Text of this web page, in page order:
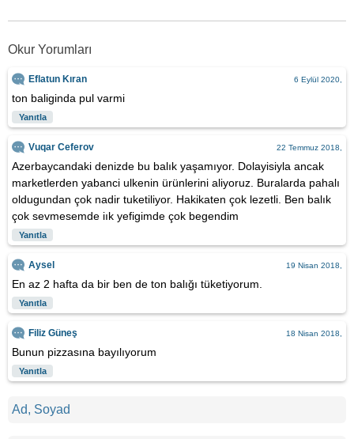
Okur Yorumları
Eflatun Kıran 6 Eylül 2020,
ton baliginda pul varmi
Yanıtla
Vuqar Ceferov 22 Temmuz 2018,
Azerbaycandaki denizde bu balık yaşamıyor. Dolayisiyla ancak
marketlerden yabanci ulkenin ürünlerini aliyoruz. Buralarda pahalı
oldugundan çok nadir tuketiliyor. Hakikaten çok lezetli. Ben balık
çok sevmesemde iık yefigimde çok begendim
Yanıtla
Aysel 19 Nisan 2018,
En az 2 hafta da bir ben de ton balığı tüketiyorum.
Yanıtla
Filiz Güneş 18 Nisan 2018,
Bunun pizzasına bayılıyorum
Yanıtla